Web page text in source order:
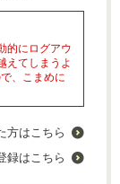
的にログアウ
えてしまうよ
、こまめに
方はこちら
録はこちら